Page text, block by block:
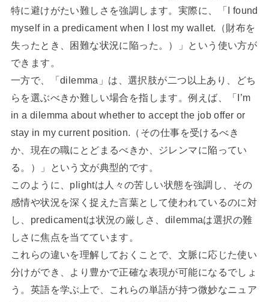
特に避けがたい難しさを強調します。実際に、「I found
myself in a predicament when I lost my wallet.（財布を
失ったとき、困難な状況に陥った。）」という使い方が
できます。
一方で、「dilemma」は、選択肢が二つ以上あり、どち
らを選ぶべきか難しい場合を指します。例えば、「I’m
in a dilemma about whether to accept the job offer or
stay in my current position.（その仕事を受けるべき
か、現在の職にとどまるべきか、ジレンマに陥ってい
る。）」という文が典型的です。
このように、plightは人々の苦しい状態を強調し、その
感情や状況を深く捉えた言葉として使われているのに対
し、predicamentは状況の厳しさ、dilemmaは選択の難
しさに焦点を当てています。
これらの違いを理解しておくことで、文脈に応じた使い
分けができ、より豊かで正確な表現が可能になるでしょ
う。英語を学ぶ上で、これらの単語が持つ微妙なニュア